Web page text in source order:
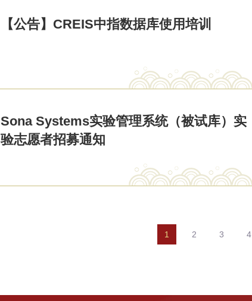
【公告】CREIS中指数据库使用培训
Sona Systems实验管理系统（被试库）实
验志愿者招募通知
1 2 3 4